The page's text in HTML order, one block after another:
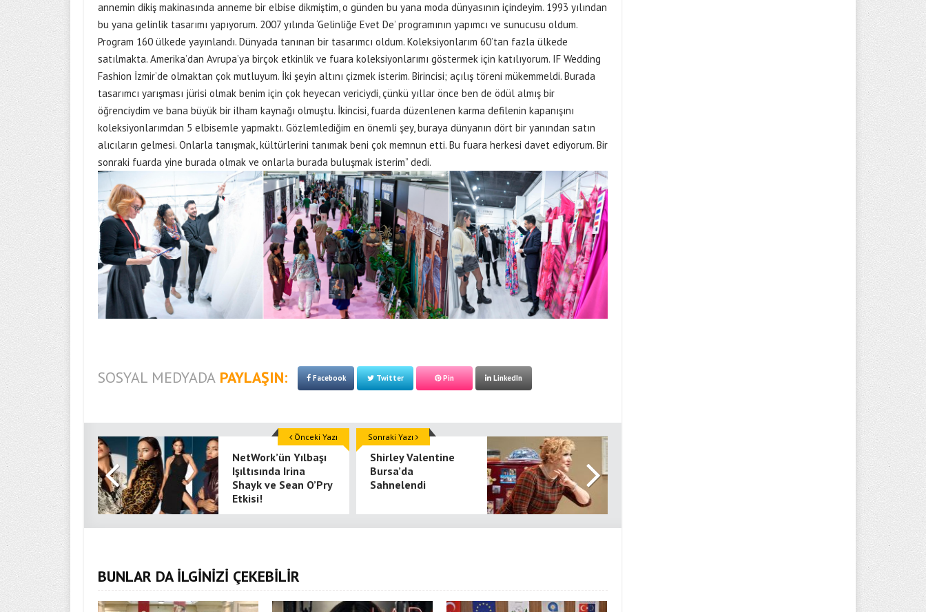
annemin dikiş makinasında anneme bir elbise dikmiştim, o günden bu yana moda dünyasının içindeyim. 1993 yılından
bu yana gelinlik tasarımı yapıyorum. 2007 yılında ‘Gelinliğe Evet De’ programının yapımcı ve sunucusu oldum.
Program 160 ülkede yayınlandı. Dünyada tanınan bir tasarımcı oldum. Koleksiyonlarım 60’tan fazla ülkede
satılmakta. Amerika’dan Avrupa’ya birçok etkinlik ve fuara koleksiyonlarımı göstermek için katılıyorum. IF Wedding
Fashion İzmir’de olmaktan çok mutluyum. İki şeyin altını çizmek isterim. Birincisi; açılış töreni mükemmeldi. Burada
tasarımcı yarışması jürisi olmak benim için çok heyecan vericiydi, çünkü yıllar önce ben de ödül almış bir
öğrenciydim ve bana büyük bir ilham kaynağı olmuştu. İkincisi, fuarda düzenlenen karma defilenin kapanışını
koleksiyonlarımdan 5 elbisemle yapmaktı. Gözlemlediğim en önemli şey, buraya dünyanın dört bir yanından satın
alıcıların gelmesi. Onlarla tanışmak, kültürlerini tanımak beni çok memnun etti. Bu fuara herkesi davet ediyorum. Bir
sonraki fuarda yine burada olmak ve onlarla burada buluşmak isterim” dedi.
SOSYAL MEDYADA PAYLAŞIN: Facebook Twitter Pin LinkedIn
NetWork’ün Yılbaşı
Işıltısında Irina
Shayk ve Sean O’Pry
Etkisi!
Önceki Yazı
Shirley Valentine
Bursa’da
Sahnelendi
Sonraki Yazı
BUNLAR DA İLGİNİZİ ÇEKEBİLİR